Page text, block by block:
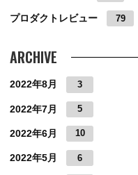
プロダクトレビュー 79
ARCHIVE
2022年8月 3
2022年7月 5
2022年6月 10
2022年5月 6